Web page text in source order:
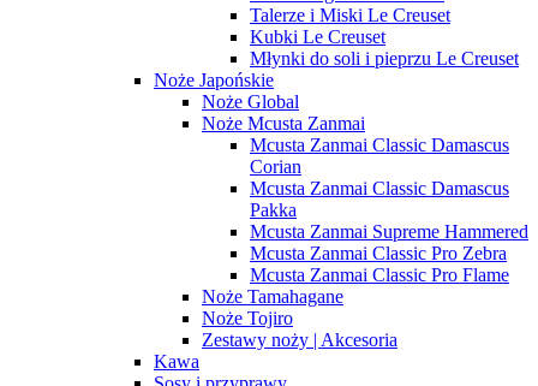
Talerze i Miski Le Creuset
Kubki Le Creuset
Młynki do soli i pieprzu Le Creuset
Noże Japońskie
Noże Global
Noże Mcusta Zanmai
Mcusta Zanmai Classic Damascus
Corian
Mcusta Zanmai Classic Damascus
Pakka
Mcusta Zanmai Supreme Hammered
Mcusta Zanmai Classic Pro Zebra
Mcusta Zanmai Classic Pro Flame
Noże Tamahagane
Noże Tojiro
Zestawy noży | Akcesoria
Kawa